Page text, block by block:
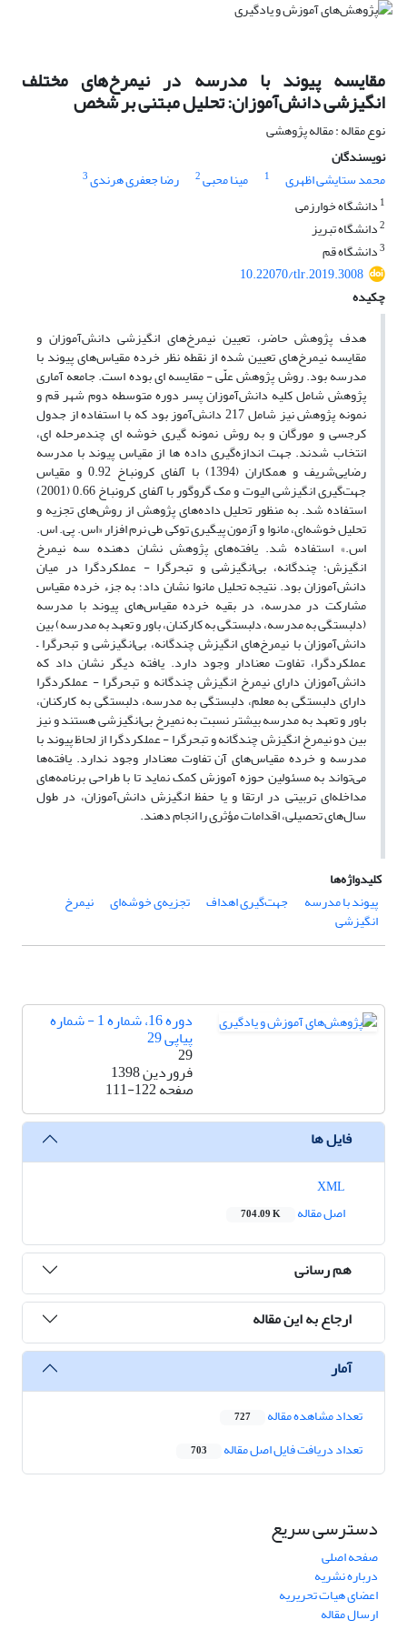
مقایسه پیوند با مدرسه در نیمرخ‌های مختلف
انگیزشی دانش‌آموزان: تحلیل مبتنی بر شخص
نوع مقاله : مقاله پژوهشی
نویسندگان
محمد ستایشی اظهری
1 مینا محبی2 رضا جعفری هرندی3
1 دانشگاه خوارزمی
2دانشگاه تبریز
3دانشگاه قم
10.22070/tlr.2019.3008
چکیده
هدف پژوهش حاضر، تعیین نیمرخ‌های انگیزشی دانش‌آموزان و
مقایسه نیمرخ‌های تعیین شده از نقطه نظر خرده مقیاس‌های پیوند با
مدرسه بود. روش پژوهش علّی - مقایسه ای بوده است. جامعه آماری
پژوهش شامل کلیه دانش‌آموزان پسر دوره متوسطه دوم شهر قم و
نمونه پژوهش نیز شامل 217 دانش‌آموز بود که با استفاده از جدول
کرجسی و مورگان و به روش نمونه گیری خوشه ای چندمرحله ای،
انتخاب شدند. جهت اندازه‌گیری داده ها از مقیاس پیوند با مدرسه
رضایی‌شریف و همکاران (1394) با آلفای کرونباخ 0.92 و مقیاس
جهت‌گیری انگیزشی الیوت و مک گروگور با آلفای کرونباخ 0.66 (2001)
استفاده شد. به منظور تحلیل داده‌های پژوهش از روش‌های تجزیه و
تحلیل خوشه‌ای، مانوا و آزمون پیگیری توکی طی نرم افزار «اس. پی. اس.
اس.» استفاده شد. یافته‌های پژوهش نشان دهنده سه نیمرخ
انگیزش؛ چندگانه، بی‌انگیزشی و تبحرگرا - عملکردگرا در میان
دانش‌آموزان بود. نتیجه تحلیل مانوا نشان داد؛ به جزء خرده مقیاس
مشارکت در مدرسه، در بقیه خرده مقیاس‌های پیوند با مدرسه
(دلبستگی به مدرسه، دلبستگی به کارکنان، باور و تعهد به مدرسه) بین
دانش‌آموزان با نیمرخ‌های انگیزش چندگانه، بی‌انگیزشی و تبحرگرا –
عملکردگرا، تفاوت معنادار وجود دارد. یافته دیگر نشان داد که
دانش‌آموزان دارای نیمرخ انگیزش چندگانه و تبحرگرا - عملکردگرا
دارای دلبستگی به معلم، دلبستگی به مدرسه، دلبستگی به کارکنان،
باور و تعهد به مدرسه بیشتر نسبت به نمیرخ بی‌انگیزشی هستند و نیز
بین دو نیمرخ انگیزش چندگانه و تبحرگرا - عملکردگرا از لحاظ پیوند با
مدرسه و خرده مقیاس‌های آن تفاوت معنادار وجود ندارد. یافته‌ها
می‌تواند به مسئولین حوزه آموزش کمک نماید تا با طراحی برنامه‌های
مداخله‌ای تربیتی در ارتقا و یا حفظ انگیزش دانش‌آموزان، در طول
سال‌های تحصیلی، اقدامات مؤثری را انجام دهند.
کلیدواژه‌ها
پیوند با مدرسه
جهت‌گیری اهداف تجزیه‌‌ی خوشه‌ای نیمرخ
انگیزشی
دوره 16، شماره 1 - شماره
پیاپی 29
29
فروردین 1398
صفحه111-122
فایل ها
اصل مقاله
704.09 K
هم رسانی
ارجاع به این مقاله
آمار
تعداد مشاهده مقاله 727
تعداد دریافت فایل اصل مقاله 703
دسترسی سریع
صفحه اصلی
درباره نشریه
اعضای هیات تحریریه
ارسال مقاله